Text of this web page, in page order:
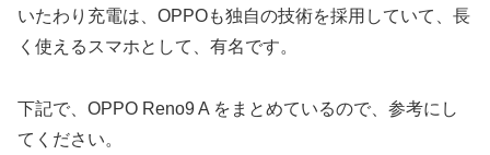
いたわり充電は、OPPOも独自の技術を採用していて、長
く使えるスマホとして、有名です。
下記で、OPPO Reno9 A をまとめているので、参考にし
てください。